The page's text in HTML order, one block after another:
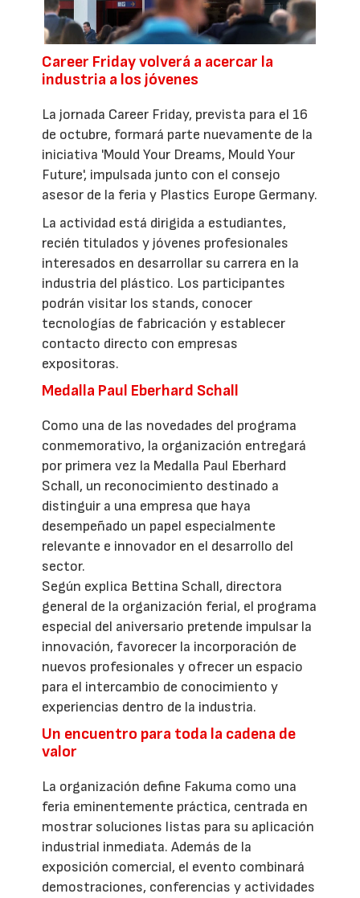
Career Friday volverá a acercar la
industria a los jóvenes
La jornada Career Friday, prevista para el 16
de octubre, formará parte nuevamente de la
iniciativa 'Mould Your Dreams, Mould Your
Future', impulsada junto con el consejo
asesor de la feria y Plastics Europe Germany.
La actividad está dirigida a estudiantes,
recién titulados y jóvenes profesionales
interesados en desarrollar su carrera en la
industria del plástico. Los participantes
podrán visitar los stands, conocer
tecnologías de fabricación y establecer
contacto directo con empresas
expositoras.
Medalla Paul Eberhard Schall
Como una de las novedades del programa
conmemorativo, la organización entregará
por primera vez la Medalla Paul Eberhard
Schall, un reconocimiento destinado a
distinguir a una empresa que haya
desempeñado un papel especialmente
relevante e innovador en el desarrollo del
sector.
Según explica Bettina Schall, directora
general de la organización ferial, el programa
especial del aniversario pretende impulsar la
innovación, favorecer la incorporación de
nuevos profesionales y ofrecer un espacio
para el intercambio de conocimiento y
experiencias dentro de la industria.
Un encuentro para toda la cadena de
valor
La organización define Fakuma como una
feria eminentemente práctica, centrada en
mostrar soluciones listas para su aplicación
industrial inmediata. Además de la
exposición comercial, el evento combinará
demostraciones, conferencias y actividades